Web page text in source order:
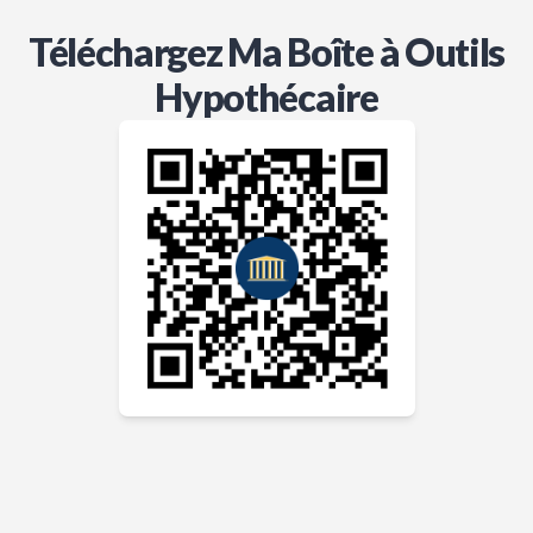
Téléchargez Ma Boîte à Outils
Hypothécaire